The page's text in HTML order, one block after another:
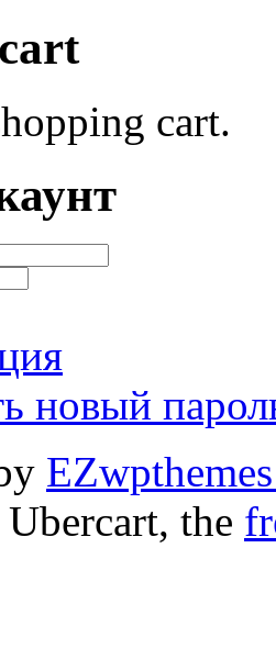
cart.
новый
the